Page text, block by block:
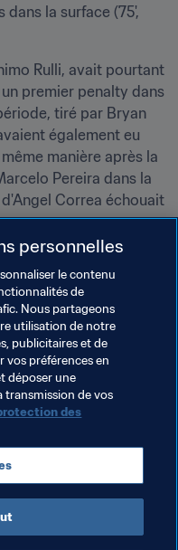
dans la surface (75',
Rulli, avait pourtant
premier penalty dans
tiré par Bryan
également eu
manière après la
Pereira dans la
Correa échouait
de coups de
hommes de Julio
sur un coup franc
Mais les Honduriens
final.
personnelles
le contenu
de
Nous partageons
utilisation de notre
publicitaires et de
vos préférences en
déposer une
transmission de vos
des